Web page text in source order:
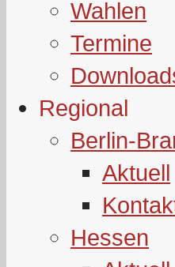
Wahlen
Termine
Regional
Berlin-
Aktuell
Hessen